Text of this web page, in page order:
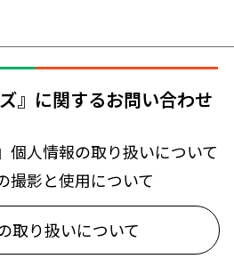
』に関するお問い合わせ
個人情報の取り扱いについて
撮影と使用について
取り扱いについて